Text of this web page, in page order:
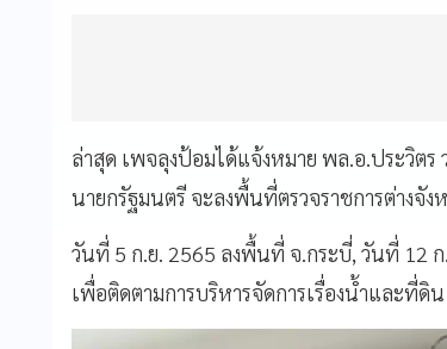
ล่าสุด เพจลุงป้อมได้แจ้งหมาย พล.อ.ประวิต
นายกรัฐมนตรี จะลงพื้นที่ตรวจราชการต่างจั
วันที่ 5 ก.ย. 2565 ลงพื้นที่ จ.กระบี่, วันที่ 12
เพื่อติดตามการบริหารจัดการเรื่องน้ำและที่ดิน